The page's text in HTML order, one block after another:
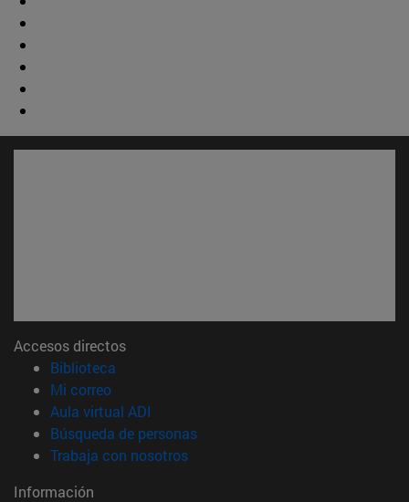
Accesos directos
Biblioteca
Mi correo(abre en nueva ventana)
Aula virtual ADI
Búsqueda de personas(abre en nueva ventana)
Trabaja con nosotros(abre en nueva ventana)
Información